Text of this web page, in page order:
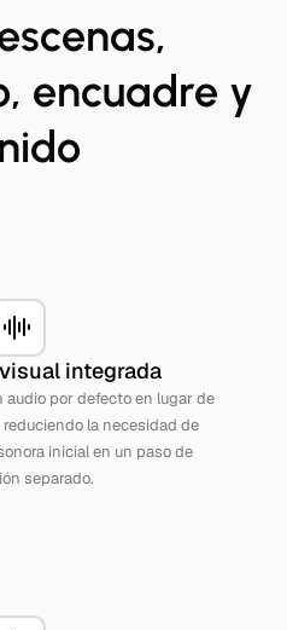
encuadre y
integrada
audio por defecto en lugar de
la necesidad de
inicial en un paso de
separado.